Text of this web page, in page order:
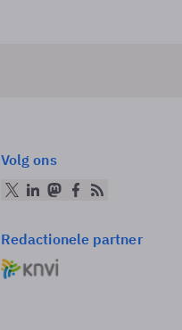
Volg ons
Redactionele partner